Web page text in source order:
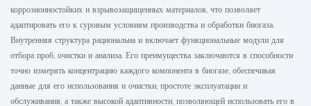
коррозионностойких и взрывозащищенных материалов, что позволяет
адаптировать его к суровым условиям производства и обработки биогаза.
Внутренняя структура рациональна и включает функциональные модули для
отбора проб, очистки и анализа. Его преимущества заключаются в способности
точно измерять концентрацию каждого компонента в биогазе, обеспечивая
данные для его использования и очистки; простоте эксплуатации и
обслуживания; а также высокой адаптивности, позволяющей использовать его в